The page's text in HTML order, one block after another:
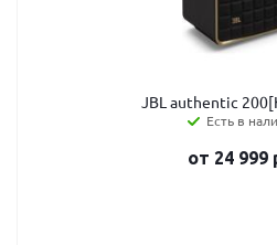
JBL authentic
Есть в
от 24 999